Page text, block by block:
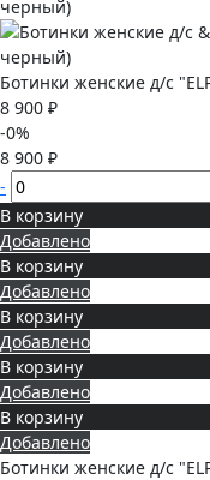
Ботинки женские д/с
8 900 ₽
-0%
8 900 ₽
-
В корзину
Добавлено
В корзину
Добавлено
В корзину
Добавлено
В корзину
Добавлено
В корзину
Добавлено
Ботинки женские д/с